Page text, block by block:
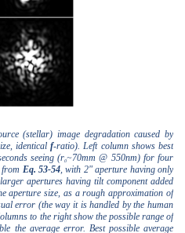
(stellar) image degradation caused by
identicalf-ratio). Left column shows best
seeing (r0~70mm @ 550nm) for four
Eq. 53-54, with 2" aperture having only
apertures having tilt component added
aperture size, as a rough approximation of
error (the way it is handled by the human
to the right show the possible range of
the average error. Best possible average